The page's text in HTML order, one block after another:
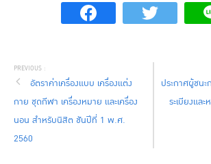
อัตราค่าเครื่องแบบ เครื่องแต่ง
กาย ชุดกีฬา เครื่องหมาย และเครื่อง
นอน สำหรับนิสิต ชัันปีที่ 1 พ.ศ.
2560
ประกาศผู้ชนะ
ระเบียงแล